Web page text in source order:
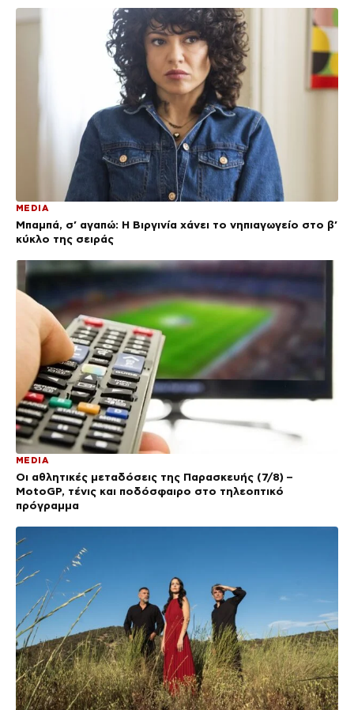
MEDIA
Μπαμπά, σ’ αγαπώ: Η Βιργινία χάνει το νηπιαγωγείο στο β’
κύκλο της σειράς
MEDIA
Οι αθλητικές μεταδόσεις της Παρασκευής (7/8) –
MotoGP, τένις και ποδόσφαιρο στο τηλεοπτικό
πρόγραμμα